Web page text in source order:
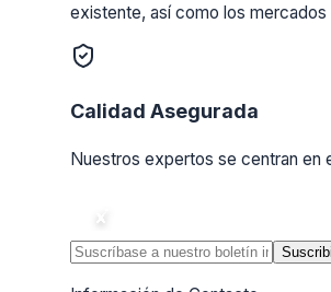
existente, así como los
Calidad Asegurada
Nuestros expertos se centran en